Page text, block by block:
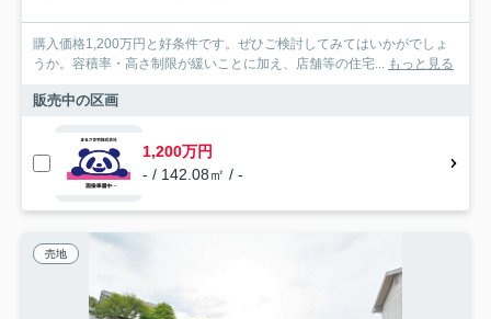
購入価格1,200万円と好条件です。ぜひご検討してみてはいかがでしょ
うか。容積率・高さ制限が緩いことに加え、店舗等の住宅... もっと見る
販売中の区画
1,200万円
- / 142.08㎡ / -
売地